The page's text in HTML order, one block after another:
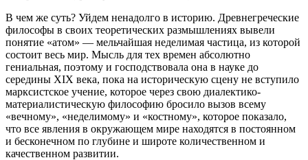
В чем же суть? Уйдем ненадолго в историю. Древнегреческие
философы в своих теоретических размышлениях вывели
понятие «атом» — мельчайшая неделимая частица, из которой
состоит весь мир. Мысль для тех времен абсолютно
гениальная, поэтому и господствовала она в науке до
середины XIX века, пока на историческую сцену не вступило
марксистское учение, которое через свою диалектико-
материалистическую философию бросило вызов всему
«вечному», «неделимому» и «костному», которое показало,
что все явления в окружающем мире находятся в постоянном
и бесконечном по глубине и широте количественном и
качественном развитии.